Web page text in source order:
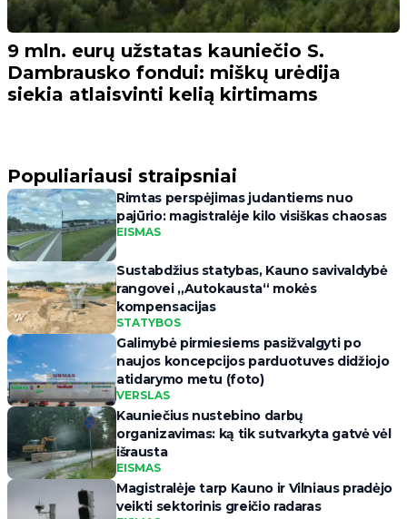
9 mln. eurų užstatas kauniečio S.
Dambrausko fondui: miškų urėdija
siekia atlaisvinti kelią kirtimams
Populiariausi straipsniai
Rimtas perspėjimas judantiems nuo
pajūrio: magistralėje kilo visiškas chaosas
EISMAS
Sustabdžius statybas, Kauno savivaldybė
rangovei „Autokausta“ mokės
kompensacijas
STATYBOS
Galimybė pirmiesiems pasižvalgyti po
naujos koncepcijos parduotuves didžiojo
atidarymo metu (foto)
VERSLAS
Kauniečius nustebino darbų
organizavimas: ką tik sutvarkyta gatvė vėl
išrausta
EISMAS
Magistralėje tarp Kauno ir Vilniaus pradėjo
veikti sektorinis greičio radaras